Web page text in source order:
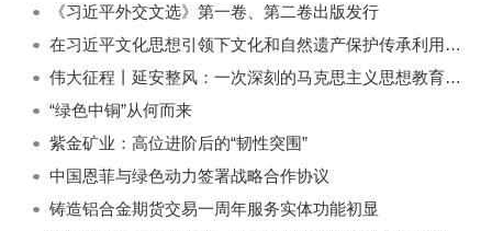
《习近平外交文选》第一卷、第二卷出版发行
在习近平文化思想引领下文化和自然遗产保护传承利用工作开创新局面
伟大征程丨延安整风：一次深刻的马克思主义思想教育运动
“绿色中铜”从何而来
紫金矿业：高位进阶后的“韧性突围”
中国恩菲与绿色动力签署战略合作协议
铸造铝合金期货交易一周年服务实体功能初显